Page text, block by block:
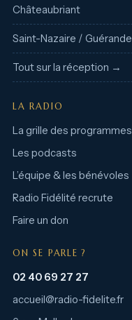
Châteaubriant
Saint-Nazaire / Guérande
Tout sur la réception →
LA RADIO
La grille des programmes
Les podcasts
L’équipe & les bénévoles
Radio Fidélité recrute
Faire un don
ON SE PARLE ?
02 40 69 27 27
accueil@radio-fidelite.fr